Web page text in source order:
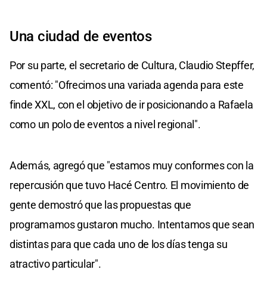
Una ciudad de eventos
Por su parte, el secretario de Cultura, Claudio Stepffer,
comentó: "Ofrecimos una variada agenda para este
finde XXL, con el objetivo de ir posicionando a Rafaela
como un polo de eventos a nivel regional".
Además, agregó que "estamos muy conformes con la
repercusión que tuvo Hacé Centro. El movimiento de
gente demostró que las propuestas que
programamos gustaron mucho. Intentamos que sean
distintas para que cada uno de los días tenga su
atractivo particular".